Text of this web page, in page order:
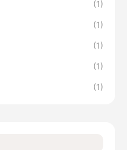
(1)
(1)
(1)
(1)
(1)